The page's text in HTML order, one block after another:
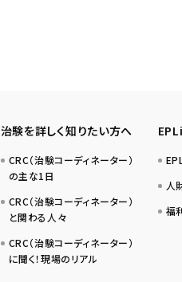
治験を詳しく知りたい方へ
CRC（治験コーディネーター）
の主な1日
CRC（治験コーディネーター）
と関わる人々
CRC（治験コーディネーター）
に聞く！現場のリアル
人
福